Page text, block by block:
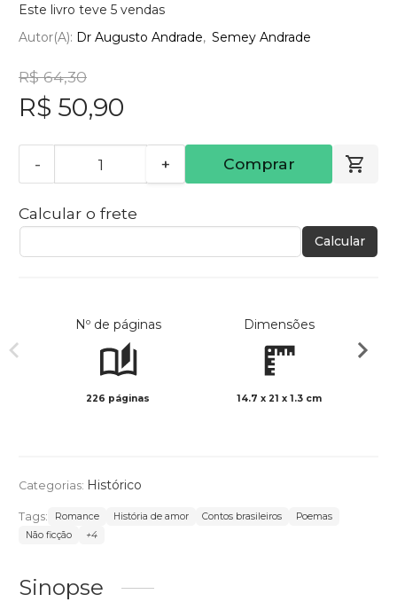
Este livro teve 5 vendas
Autor(a): Dr Augusto Andrade Semey Andrade
R$ 64,30
R$ 50,90
- + Comprar
Calcular o frete
Calcular
Nº de páginas
226 páginas
Dimensões
14.7 x 21 x 1.3 cm
Categorias: Histórico
Tags: Romance História de amor Contos brasileiros
Poemas
Não ficção
+4
Sinopse